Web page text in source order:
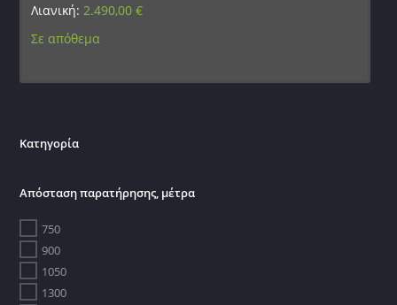
Λιανική:2.490,00€
Σε απόθεμα
Κατηγορία
Απόσταση παρατήρησης, μέτρα
750
900
1050
1300